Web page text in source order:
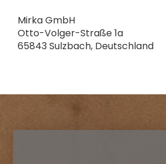
Mirka GmbH
Otto-Volger-Straße 1a
65843 Sulzbach, Deutschland